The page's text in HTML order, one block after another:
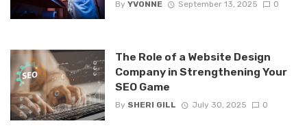
By YVONNE September 13, 2025 0
The Role of a Website Design
Company in Strengthening Your
SEO Game
By SHERI GILL July 30, 2025 0